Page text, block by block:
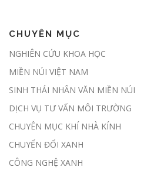
thí điểm
CHUYÊN MỤC
NGHIÊN CỨU KHOA HỌC
MIỀN NÚI VIỆT NAM
SINH THÁI NHÂN VĂN MIỀN NÚI
DỊCH VỤ TƯ VẤN MÔI TRƯỜNG
CHUYÊN MỤC KHÍ NHÀ KÍNH
CHUYỂN ĐỔI XANH
CÔNG NGHỆ XANH